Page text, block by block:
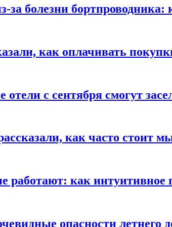
за болезни бортпроводника:
как оплачивать
отели с сентября смогут
как часто стоит
работают: как интуитивное
опасности летнего